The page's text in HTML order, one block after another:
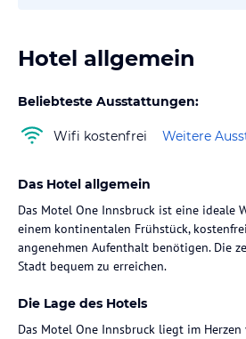
Hotel allgemein
Beliebteste Ausstattungen:
Wifi kostenfrei Weitere
Das Hotel allgemein
Das Motel One Innsbruck ist eine ideale
einem kontinentalen Frühstück,
angenehmen Aufenthalt benötigen. Die
Stadt bequem zu erreichen.
Die Lage des Hotels
Das Motel One Innsbruck liegt im